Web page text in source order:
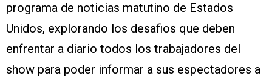
programa de noticias matutino de Estados
Unidos, explorando los desafios que deben
enfrentar a diario todos los trabajadores del
show para poder informar a sus espectadores a